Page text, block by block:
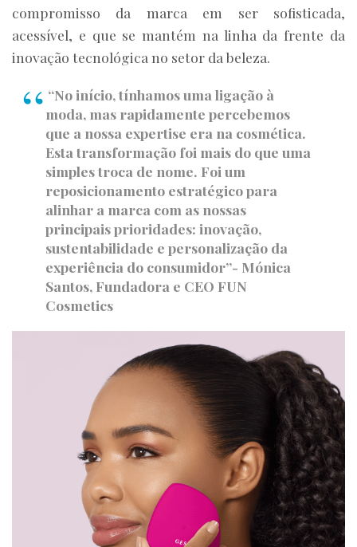
compromisso da marca em ser sofisticada,
acessível, e que se mantém na linha da frente da
inovação tecnológica no setor da beleza.
“No início, tínhamos uma ligação à
moda, mas rapidamente percebemos
que a nossa expertise era na cosmética.
Esta transformação foi mais do que uma
simples troca de nome. Foi um
reposicionamento estratégico para
alinhar a marca com as nossas
principais prioridades: inovação,
sustentabilidade e personalização da
experiência do consumidor”- Mónica
Santos, Fundadora e CEO FUN
Cosmetics